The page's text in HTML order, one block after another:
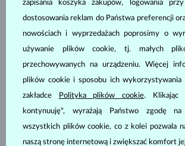
ŻÓŁTE ZŁOTO
AKWAMARYN & DIAMENT
5 580 zł
BIAŁE ZŁOTO
DIAMENT
zapisania koszyka zakupów, logowania
dostosowania reklam do Państwa preferencji
nowościach i wyprzedażach poprosimy o
używanie plików cookie, tj. małych
przechowywanych na urządzeniu. Więcej
plików cookie i sposobu ich wykorzystywania
zakładce
Polityka plików cookie. Klikając
kontynuuję", wyrażają Państwo zgodę
wszystkich plików cookie, co z kolei pozwala
naszą stronę internetową i zwiększać komfort